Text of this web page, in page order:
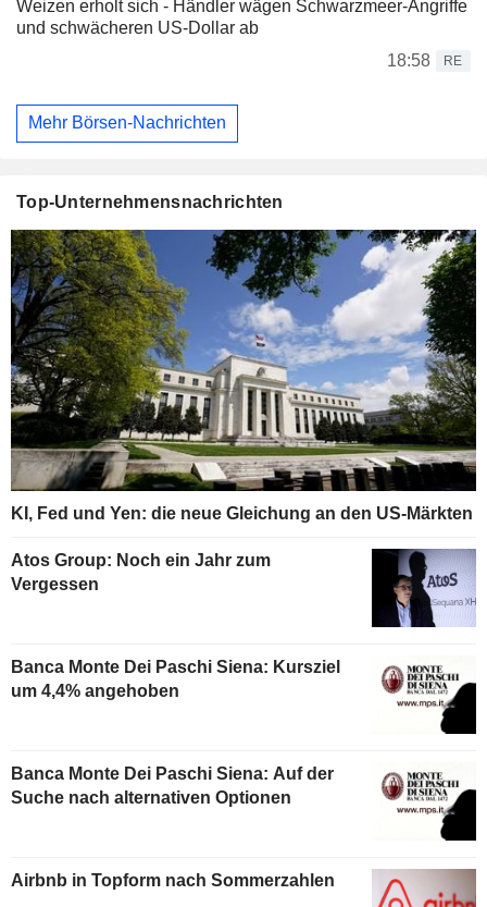
Weizen erholt sich - Händler wägen Schwarzmeer-Angriffe
und schwächeren US-Dollar ab
18:58
RE
Mehr Börsen-Nachrichten
Top-Unternehmensnachrichten
KI, Fed und Yen: die neue Gleichung an den US-Märkten
Atos Group: Noch ein Jahr zum
Vergessen
Banca Monte Dei Paschi Siena: Kursziel
um 4,4% angehoben
Banca Monte Dei Paschi Siena: Auf der
Suche nach alternativen Optionen
Airbnb in Topform nach Sommerzahlen